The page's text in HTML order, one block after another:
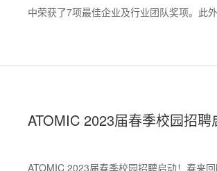
中荣获了7项最佳企业及行业团队奖项。此
ATOMIC 2023届春季校园招聘
ATOMIC 2023届春季校园招聘启动！春来回